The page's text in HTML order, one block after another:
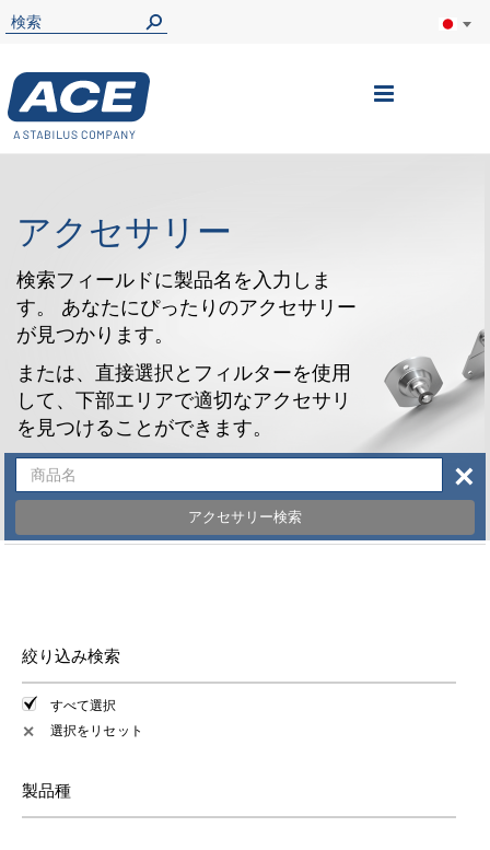
ナ
アクセサリー
検索フィールドに製品名を入力しま
す。 あなたにぴったりのアクセサリー
が見つかります。
または、直接選択とフィルターを使用
して、下部エリアで適切なアクセサリ
を見つけることができます。
アクセサリー検索
×
絞り込み検索
すべて選択
✕ 選択をリセット
製品種